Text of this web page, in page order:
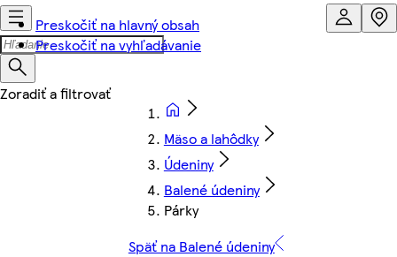
Preskočiť na hlavný obsah
Preskočiť na vyhľadávanie
Mäso a lahôdky
Údeniny
Balené údeniny
Párky
Späť na Balené údeniny